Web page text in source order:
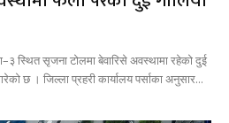
स्थित सृजना टोलमा बेवारिसे अवस्थामा रहेको दुई
छ । जिल्ला प्रहरी कार्यालय पर्साका अनुसार...